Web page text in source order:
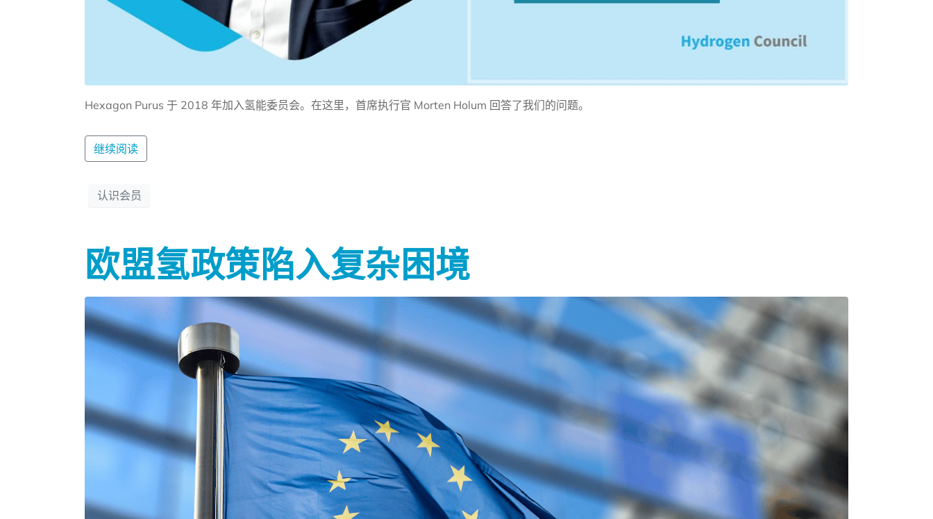
Hexagon Purus 于 2018 年加入氢能委员会。在这里，首席执行官 Morten Holum 回答了我们的问题。
继续阅读
认识会员
欧盟氢政策陷入复杂困境